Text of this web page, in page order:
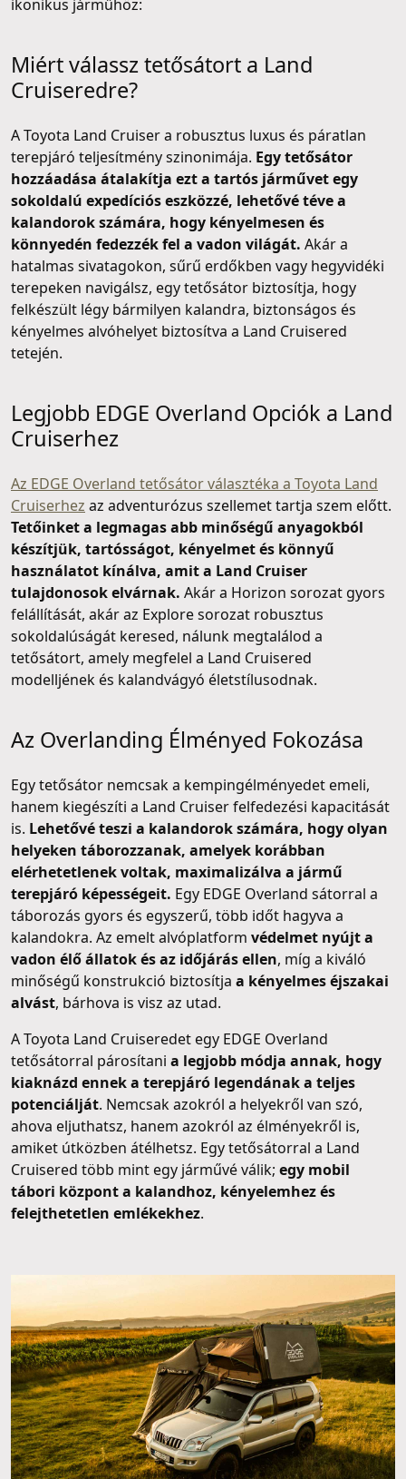
ikonikus járműhöz:
Miért válassz tetősátort a Land
Cruiseredre?
A Toyota Land Cruiser a robusztus luxus és páratlan
terepjáró teljesítmény szinonimája. Egy tetősátor
hozzáadása átalakítja ezt a tartós járművet egy
sokoldalú expedíciós eszközzé, lehetővé téve a
kalandorok számára, hogy kényelmesen és
könnyedén fedezzék fel a vadon világát. Akár a
hatalmas sivatagokon, sűrű erdőkben vagy hegyvidéki
terepeken navigálsz, egy tetősátor biztosítja, hogy
felkészült légy bármilyen kalandra, biztonságos és
kényelmes alvóhelyet biztosítva a Land Cruisered
tetején.
Legjobb EDGE Overland Opciók a Land
Cruiserhez
Az EDGE Overland tetősátor választéka a Toyota Land
Cruiserhez az adventurózus szellemet tartja szem előtt.
Tetőinket a legmagas abb minőségű anyagokból
készítjük, tartósságot, kényelmet és könnyű
használatot kínálva, amit a Land Cruiser
tulajdonosok elvárnak. Akár a Horizon sorozat gyors
felállítását, akár az Explore sorozat robusztus
sokoldalúságát keresed, nálunk megtalálod a
tetősátort, amely megfelel a Land Cruisered
modelljének és kalandvágyó életstílusodnak.
Az Overlanding Élményed Fokozása
Egy tetősátor nemcsak a kempingélményedet emeli,
hanem kiegészíti a Land Cruiser felfedezési kapacitását
is. Lehetővé teszi a kalandorok számára, hogy olyan
helyeken táborozzanak, amelyek korábban
elérhetetlenek voltak, maximalizálva a jármű
terepjáró képességeit. Egy EDGE Overland sátorral a
táborozás gyors és egyszerű, több időt hagyva a
kalandokra. Az emelt alvóplatform védelmet nyújt a
vadon élő állatok és az időjárás ellen, míg a kiváló
minőségű konstrukció biztosítja a kényelmes éjszakai
alvást, bárhova is visz az utad.
A Toyota Land Cruiseredet egy EDGE Overland
tetősátorral párosítani a legjobb módja annak, hogy
kiaknázd ennek a terepjáró legendának a teljes
potenciálját. Nemcsak azokról a helyekről van szó,
ahova eljuthatsz, hanem azokról az élményekről is,
amiket útközben átélhetsz. Egy tetősátorral a Land
Cruisered több mint egy járművé válik; egy mobil
tábori központ a kalandhoz, kényelemhez és
felejthetetlen emlékekhez.